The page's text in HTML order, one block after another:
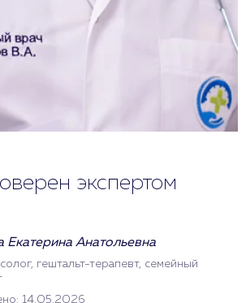
экспертом
Анатольевна
гештальт-терапевт, семейный
14.05.2026